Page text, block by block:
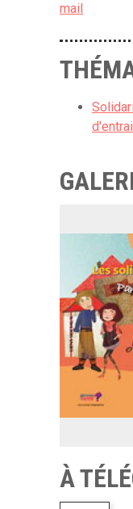
mail
À